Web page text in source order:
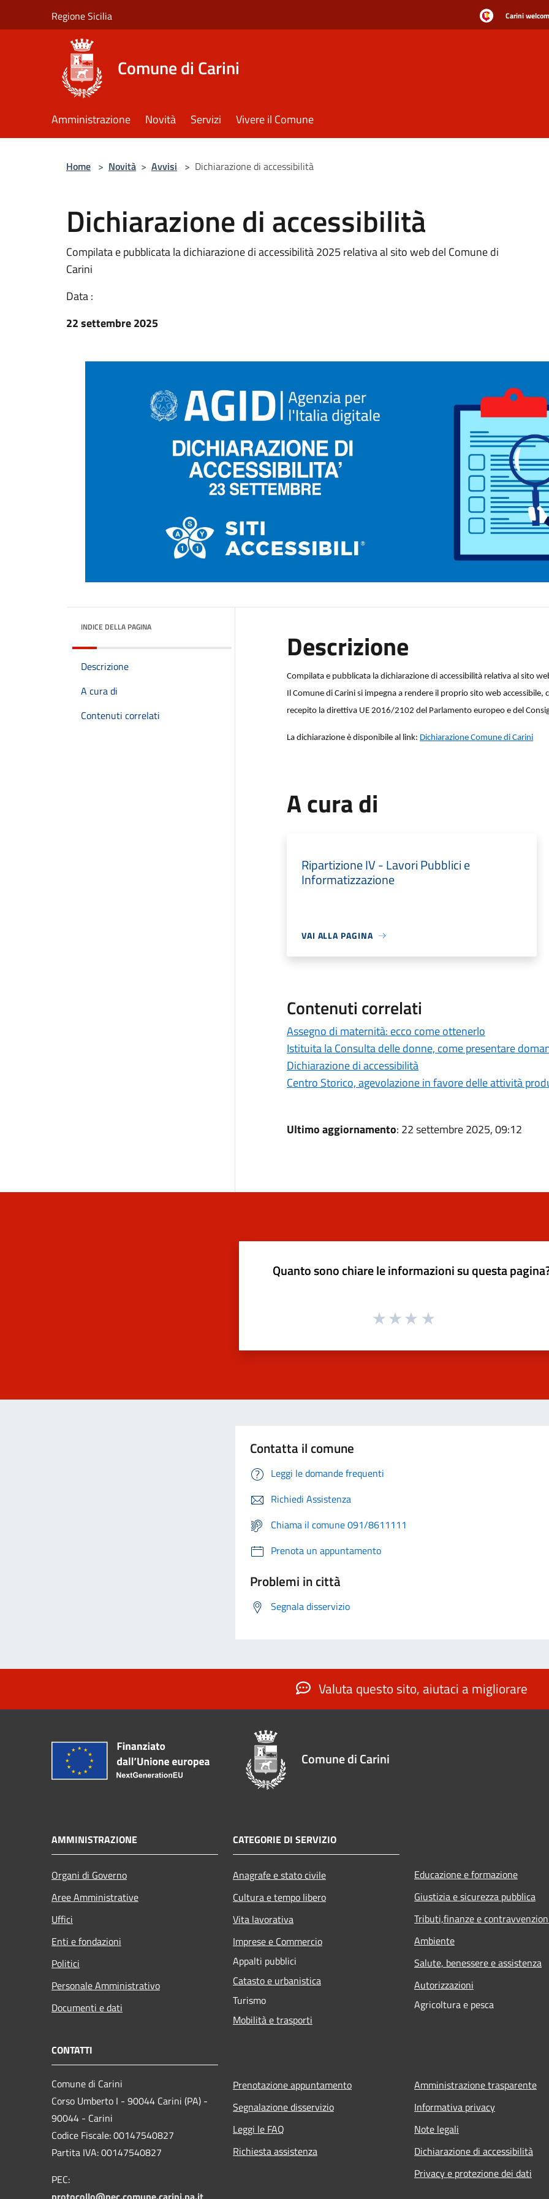
Regione Sicilia Carini
Comune di Carini
Amministrazione Novità Servizi Vivere il Comune
Home > Novità > Avvisi > Dichiarazione di accessibilità
Dichiarazione di accessibilità
Compilata e pubblicata la dichiarazione di accessibilità 2025 relativa al sito web del Comune di
Carini
Data :
22 settembre 2025
INDICE DELLA PAGINA
Descrizione
A cura di
Contenuti correlati
Descrizione
Compilata e pubblicata la dichiarazione di accessibilità relativa al sito
Il Comune di Carini si impegna a rendere il proprio sito web
recepito la direttiva UE 2016/2102 del Parlamento europeo e del
La dichiarazione è disponibile al link: Dichiarazione Comune di Carini
A cura di
Ripartizione IV - Lavori Pubblici e
Informatizzazione
VAI ALLA PAGINA
Contenuti correlati
Assegno di maternità: ecco come ottenerlo
Istituita la Consulta delle donne, come presentare
Dichiarazione di accessibilità
Centro Storico, agevolazione in favore delle attività
Ultimo aggiornamento: 22 settembre 2025, 09:12
Quanto sono chiare le informazioni su questa
Contatta il comune
Leggi le domande frequenti
Richiedi Assistenza
Chiama il comune 091/8611111
Prenota un appuntamento
Problemi in città
Segnala disservizio
Valuta questo sito, aiutaci a migliorare
Comune di Carini
AMMINISTRAZIONE
Organi di Governo
Aree Amministrative
Uffici
Enti e fondazioni
Politici
Personale Amministrativo
Documenti e dati
CATEGORIE DI SERVIZIO
Anagrafe e stato civile
Cultura e tempo libero
Vita lavorativa
Imprese e Commercio
Appalti pubblici
Catasto e urbanistica
Turismo
Mobilità e trasporti
Educazione e formazione
Giustizia e sicurezza pubblica
Tributi,finanze e
Ambiente
Salute, benessere e assistenza
Autorizzazioni
Agricoltura e pesca
CONTATTI
Comune di Carini
Corso Umberto I - 90044 Carini (PA) -
90044 - Carini
Codice Fiscale: 00147540827
Partita IVA: 00147540827
PEC:
Prenotazione appuntamento
Segnalazione disservizio
Leggi le FAQ
Richiesta assistenza
Amministrazione trasparente
Informativa privacy
Note legali
Dichiarazione di accessibilità
Privacy e protezione dei dati